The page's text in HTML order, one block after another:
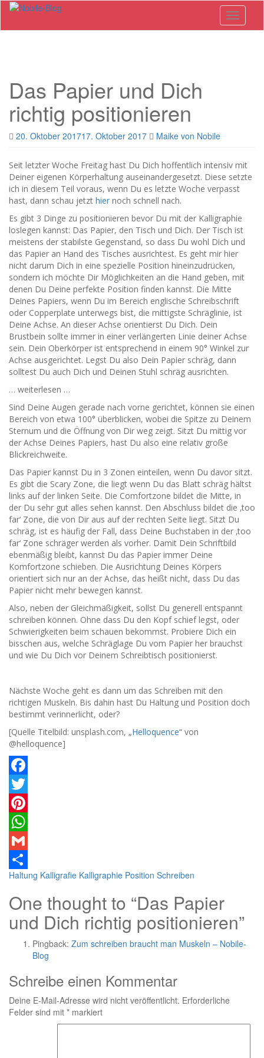
Skip
main
Toggle
Das Papier und Dich
richtig positionieren
20. Oktober 201717. Oktober 2017 Maike von Nobile
Seit letzter Woche Freitag hast Du Dich hoffentlich intensiv mit
Deiner eigenen Körperhaltung auseinandergesetzt. Diese setzte
ich in diesem Teil voraus, wenn Du es letzte Woche verpasst
hast, dann schau jetzt hier noch schnell nach.
Es gibt 3 Dinge zu positionieren bevor Du mit der Kalligraphie
loslegen kannst: Das Papier, den Tisch und Dich. Der Tisch ist
meistens der stabilste Gegenstand, so dass Du wohl Dich und
das Papier an Hand des Tisches ausrichtest. Es geht mir hier
nicht darum Dich in eine spezielle Position hineinzudrücken,
sondern ich möchte Dir Möglichkeiten an die Hand geben, mit
denen Du Deine perfekte Position finden kannst. Die Mitte
Deines Papiers, wenn Du im Bereich englische Schreibschrift
oder Copperplate unterwegs bist, die mittigste Schräglinie, ist
Deine Achse. An dieser Achse orientierst Du Dich. Dein
Brustbein sollte immer in einer verlängerten Linie deiner Achse
sein. Dein Oberkörper ist entsprechend in einem 90° Winkel zur
Achse ausgerichtet. Legst Du also Dein Papier schräg, dann
solltest Du auch Dich und Deinen Stuhl schräg ausrichten.
… weiterlesen …
Sind Deine Augen gerade nach vorne gerichtet, können sie einen
Bereich von etwa 100° überblicken, wobei die Spitze zu Deinem
Sternum und die Öffnung von Dir weg zeigt. Sitzt Du mittig vor
der Achse Deines Papiers, hast Du also eine relativ große
Blickreichweite.
Das Papier kannst Du in 3 Zonen einteilen, wenn Du davor sitzt.
Es gibt die Scary Zone, die liegt wenn Du das Blatt schräg hältst
links auf der linken Seite. Die Comfortzone bildet die Mitte, in
der Du sehr gut alles sehen kannst. Den Abschluss bildet die ‚too
far‘ Zone, die von Dir aus auf der rechten Seite liegt. Sitzt Du
schräg, ist es häufig der Fall, dass Deine Buchstaben in der ‚too
far‘ Zone schräger werden als vorher. Damit Dein Schriftbild
ebenmäßig bleibt, kannst Du das Papier immer Deine
Komfortzone schieben. Die Ausrichtung Deines Körpers
orientiert sich nur an der Achse, das heißt nicht, dass Du das
Papier nicht mehr bewegen kannst.
Also, neben der Gleichmäßigkeit, sollst Du generell entspannt
schreiben können. Ohne dass Du den Kopf schief legst, oder
Schwierigkeiten beim schauen bekommst. Probiere Dich ein
bisschen aus, welche Schräglage Du vom Papier her brauchst
und wie Du Dich vor Deinem Schreibtisch positionierst.
Nächste Woche geht es dann um das Schreiben mit den
richtigen Muskeln. Bis dahin hast Du Haltung und Position doch
bestimmt verinnerlicht, oder?
[Quelle Titelbild: unsplash.com, „Helloquence“ von
@helloquence]
Facebook
Twitter
Pinterest
WhatsApp
Gmail
Teilen
Haltung Kalligrafie Kalligraphie Position Schreiben
One thought to “Das Papier
und Dich richtig positionieren”
Pingback: Zum schreiben braucht man Muskeln – Nobile-
Blog
Schreibe einen Kommentar
Deine E-Mail-Adresse wird nicht veröffentlicht. Erforderliche
Felder sind mit * markiert